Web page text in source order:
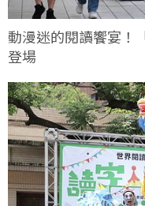
動漫迷的閱讀饗宴！
登場